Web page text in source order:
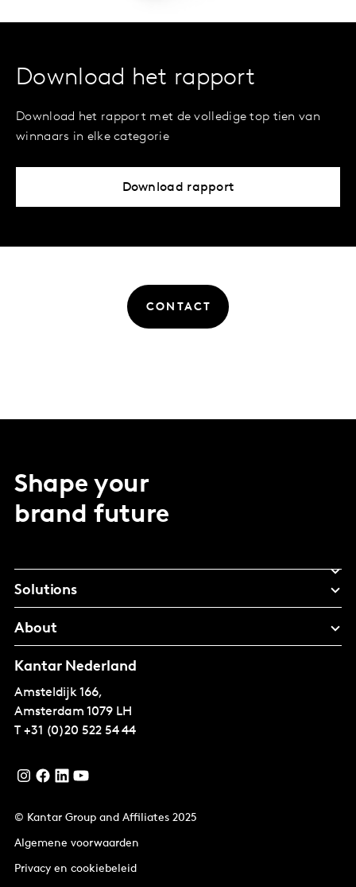
Download het rapport
Download het rapport met de volledige top tien van
winnaars in elke categorie
Download rapport
CONTACT
Shape your
brand future
Solutions
About
Kantar Nederland
Amsteldijk 166,
Amsterdam 1079 LH
T +31 (0)20 522 54 44
© Kantar Group and Affiliates 2025
Algemene voorwaarden
Privacy en cookiebeleid